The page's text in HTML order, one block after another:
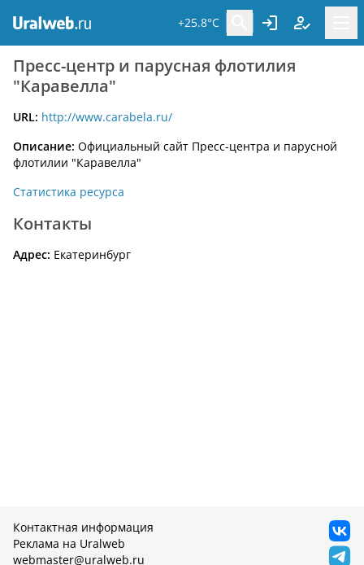
+25.8°C
Пресс-центр и парусная флотилия
"Каравелла"
URL: http://www.carabela.ru/
Описание: Официальный сайт Пресс-центра и парусной
флотилии "Каравелла"
Статистика ресурса
Контакты
Адрес: Екатеринбург
Контактная информация
Реклама на Uralweb
webmaster@uralweb.ru